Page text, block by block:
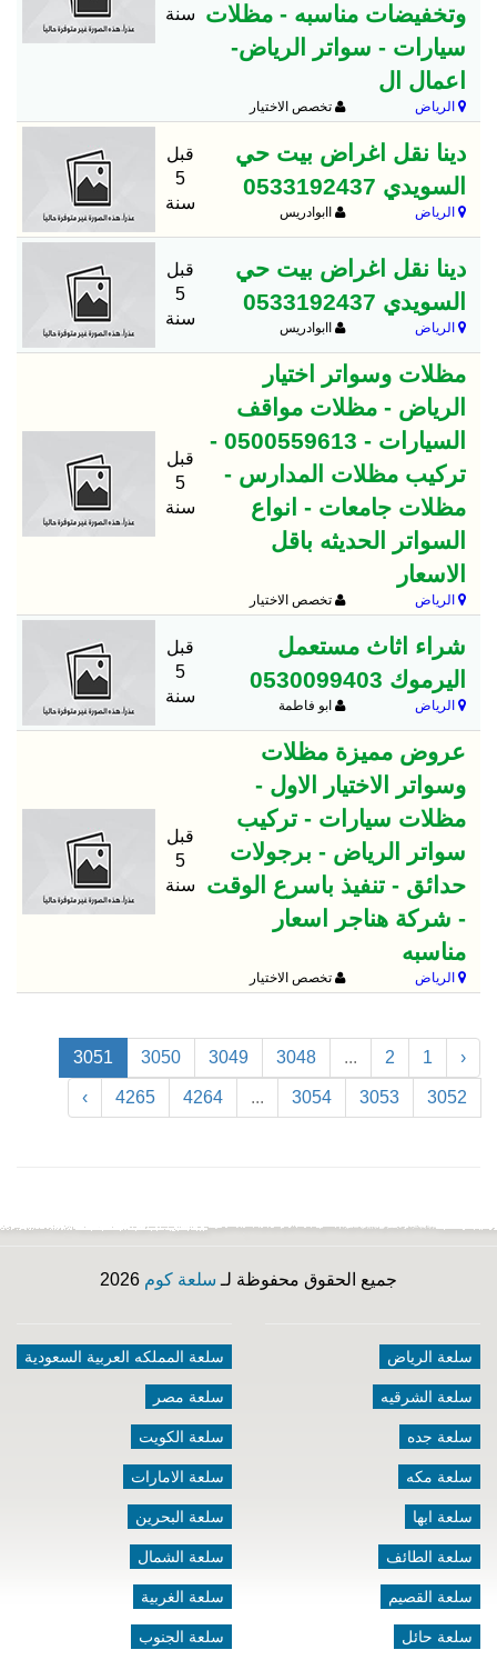
وتخفيضات مناسبه - مظلات
سيارات - سواتر الرياض-
اعمال ال
الرياض تخصص الاختيار
سنة
دينا نقل اغراض بيت حي
السويدي 0533192437
الرياض اابوادريس
قبل
5
سنة
دينا نقل اغراض بيت حي
السويدي 0533192437
الرياض اابوادريس
قبل
5
سنة
مظلات وسواتر اختيار
الرياض - مظلات مواقف
السيارات - 0500559613 -
تركيب مظلات المدارس -
مظلات جامعات - انواع
السواتر الحديثه باقل
الاسعار
الرياض تخصص الاختيار
قبل
5
سنة
شراء اثاث مستعمل
اليرموك 0530099403
الرياض ابو فاطمة
قبل
5
سنة
عروض مميزة مظلات
وسواتر الاختيار الاول -
مظلات سيارات - تركيب
سواتر الرياض - برجولات
حدائق - تنفيذ باسرع الوقت
- شركة هناجر اسعار
مناسبه
الرياض تخصص الاختيار
قبل
5
سنة
‹
1
2
...
3048
3049
3050
3051
3052
3053
3054
...
4264
4265
›
جميع الحقوق محفوظة لـ سلعة كوم
سلعة الرياض
سلعة الشرقيه
سلعة جده
سلعة مكه
سلعة ابها
سلعة الطائف
سلعة القصيم
سلعة حائل
سلعة المملكه العربية السعودية
سلعة مصر
سلعة الكويت
سلعة الامارات
سلعة البحرين
سلعة الشمال
سلعة الغربية
سلعة الجنوب